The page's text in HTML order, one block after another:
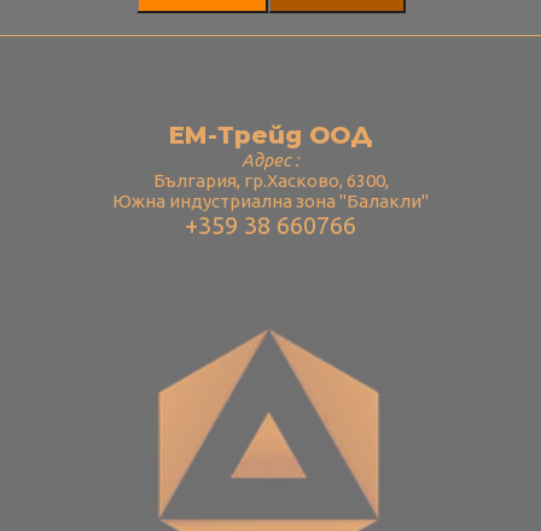
ЕМ-Трейд ООД
Адрес :
България, гр.Хасково, 6300,
Южна индустриална зона "Балакли"
+359 38 660766